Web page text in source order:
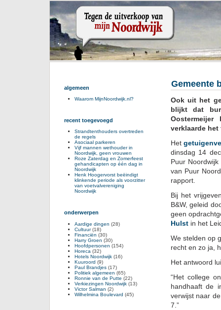
Gemeente
Ook uit het
blijkt dat
Oostermeijer
verklaarde het
Het
dinsdag 14
Puur
van Puur
rapport.
Bij het
B&W, geleid
geen
Hulst in het
We stelden op
recht en zo ja,
Het antwoord
“Het college
handhaaft de
verwijst naar
7.”
algemeen
Waarom MijnNoordwijk.nl?
recent toegevoegd
Strandtenthouders overtreden
de regels
Asociaal parkeren
Vijf mannen wethouder in
Noordwijk, geen vrouwen
Roze Zaterdag en Zomerfeest
gehandicapten op één dag in
Noordwijk
Henk Hoogervorst beëindigt
klinkende periode als voorzitter
van voetvalvereniging
Noordwijk
onderwerpen
Aardige dingen (28)
Cultuur(18)
Financiën (30)
Harry Groen (30)
Hoofdpersonen (154)
Horeca (32)
Hotels Noordwijk (16)
Kuuroord (9)
Paul Brandjes (17)
Politiek algemeen (65)
Ronnie van de Putte (22)
Verkiezingen Noordwijk (13)
Victor Salman (2)
Wilhelmina Boulevard (45)